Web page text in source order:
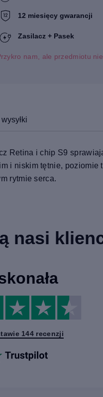
12 miesięcy gwarancji
Zasilacz + Pasek
nam, ale przedmiotu
Retina i chip S9
i niskim tętnie,
rytmie serca.
nasi
144 recenzji